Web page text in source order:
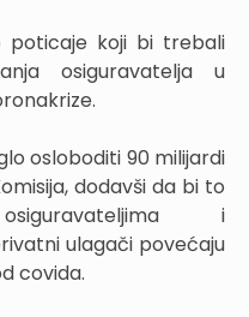
poticaje koji bi trebali
osiguravatelja u
osloboditi 90 milijardi
dodavši da bi to
i
ulagači povećaju
covida.